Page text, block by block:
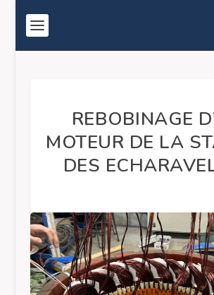
REBOBINAGE
MOTEUR DE LA
DES